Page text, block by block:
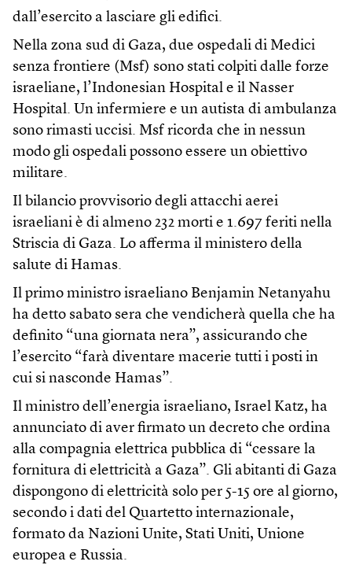
dall’esercito a lasciare gli edifici.
Nella zona sud di Gaza, due ospedali di Medici
senza frontiere (Msf) sono stati colpiti dalle forze
israeliane, l’Indonesian Hospital e il Nasser
Hospital. Un infermiere e un autista di ambulanza
sono rimasti uccisi. Msf ricorda che in nessun
modo gli ospedali possono essere un obiettivo
militare.
Il bilancio provvisorio degli attacchi aerei
israeliani è di almeno 232 morti e 1.697 feriti nella
Striscia di Gaza. Lo afferma il ministero della
salute di Hamas.
Il primo ministro israeliano Benjamin Netanyahu
ha detto sabato sera che vendicherà quella che ha
definito “una giornata nera”, assicurando che
l’esercito “farà diventare macerie tutti i posti in
cui si nasconde Hamas”.
Il ministro dell’energia israeliano, Israel Katz, ha
annunciato di aver firmato un decreto che ordina
alla compagnia elettrica pubblica di “cessare la
fornitura di elettricità a Gaza”. Gli abitanti di Gaza
dispongono di elettricità solo per 5-15 ore al giorno,
secondo i dati del Quartetto internazionale,
formato da Nazioni Unite, Stati Uniti, Unione
europea e Russia.